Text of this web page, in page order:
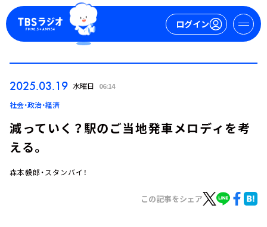
ログイン
2025.03.19 水曜日 06:14
社会・政治・経済
減っていく？駅のご当地発車メロディを考
える。
森本毅郎・スタンバイ！
この記事をシェア